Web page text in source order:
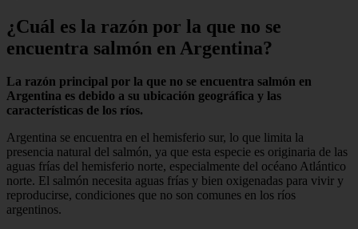
¿Cuál es la razón por la que no se
encuentra salmón en Argentina?
La razón principal por la que no se encuentra salmón en
Argentina es debido a su ubicación geográfica y las
características de los ríos.
Argentina se encuentra en el hemisferio sur, lo que limita la
presencia natural del salmón, ya que esta especie es originaria de las
aguas frías del hemisferio norte, especialmente del océano Atlántico
norte. El salmón necesita aguas frías y bien oxigenadas para vivir y
reproducirse, condiciones que no son comunes en los ríos
argentinos.